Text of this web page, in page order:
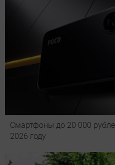
Смартфоны до 20 000
2026 году